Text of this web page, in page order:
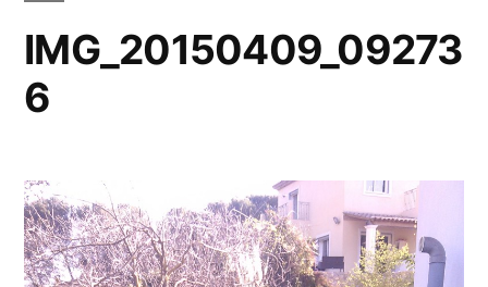
IMG_20150409_09273
6